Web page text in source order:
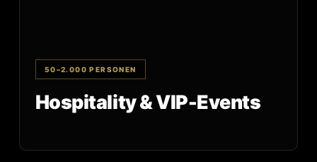
50–2.000 PERSONEN
Hospitality & VIP-Events